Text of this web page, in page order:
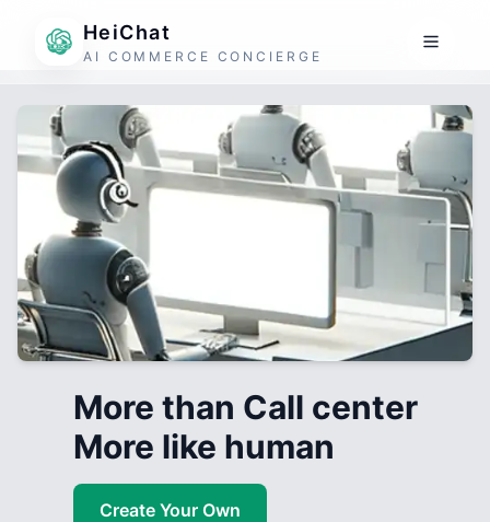
HeiChat
AI COMMERCE CONCIERGE
More than Call center
More like human
Create Your Own